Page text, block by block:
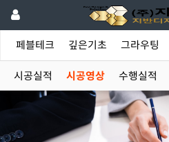
페블테크 깊은기초 그라우팅
시공실적 시공영상 수행실적